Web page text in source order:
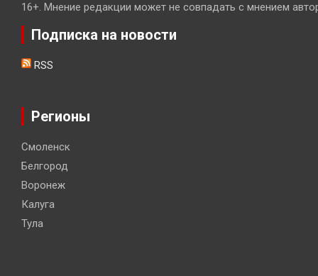
16+. Мнение редакции может не совпадать с мнением
Подписка на новости
RSS
Регионы
Смоленск
Белгород
Воронеж
Калуга
Тула